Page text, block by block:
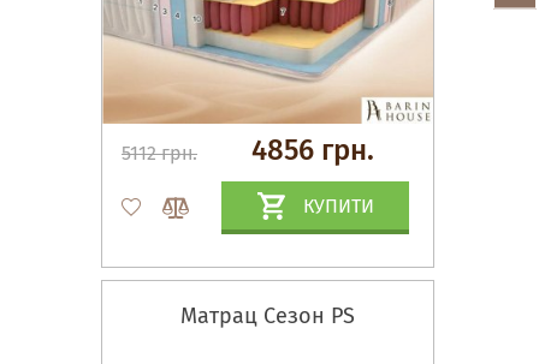
5112 грн. 4856 грн.
КУПИТИ
Матрац Сезон PS